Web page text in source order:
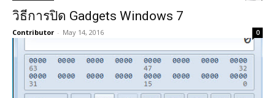
วิธีการปิด Gadgets Windows 7
Contributor - May 14, 2016 0